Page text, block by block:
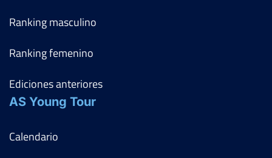
Ranking masculino
Ranking femenino
Ediciones anteriores
AS Young Tour
Calendario